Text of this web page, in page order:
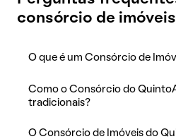
consórcio de imóveis
O que é um Consórcio de
Como o Consórcio do
tradicionais?
O Consórcio de Imóveis do